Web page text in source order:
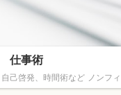
仕事術
己啓発、時間術など